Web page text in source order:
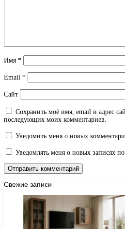
Имя *
Email *
Сайт
Сохранить моё имя, email и адрес
последующих моих комментариев.
Уведомить меня о новых
Уведомлять меня о новых записях
Свежие записи